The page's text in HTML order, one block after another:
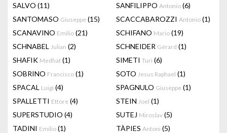
SALVO (11) SANFILIPPO Antonio (6)
SANTOMASO Giuseppe (15) SCACCABAROZZI Antonio (1)
SCANAVINO Emilio (21) SCHIFANO Mario (19)
SCHNABEL Julian (2) SCHNEIDER Gérard (1)
SHAFIK Medhat (1) SIMETI Turi (6)
SOBRINO Francisco (1) SOTO Jesus Raphael (1)
SPACAL Luigi (4) SPAGNULO Giuseppe (1)
SPALLETTI Ettore (4) STEIN Joel (1)
SUPERSTUDIO (4) SUTEJ Miroslav (5)
TADINI Emilio (1) TÀPIES Antoni (5)